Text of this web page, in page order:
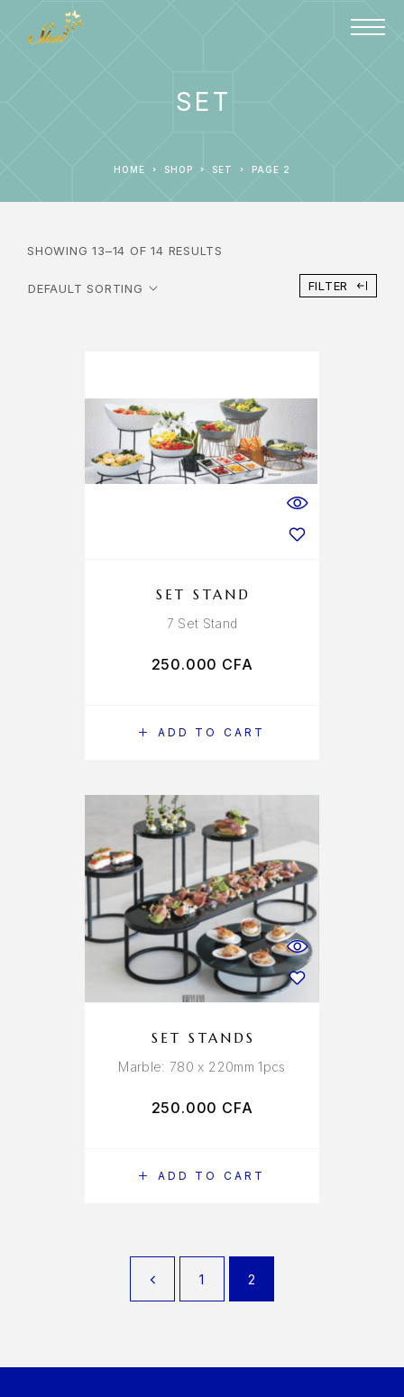
SET
HOME SHOP SET PAGE 2
SHOWING 13–14 OF 14 RESULTS
FILTER
ADD TO CART
SET STAND
7 Set Stand
250.000 CFA
ADD TO CART
SET STANDS
Marble: 780 x 220mm 1pcs
250.000 CFA
1 2